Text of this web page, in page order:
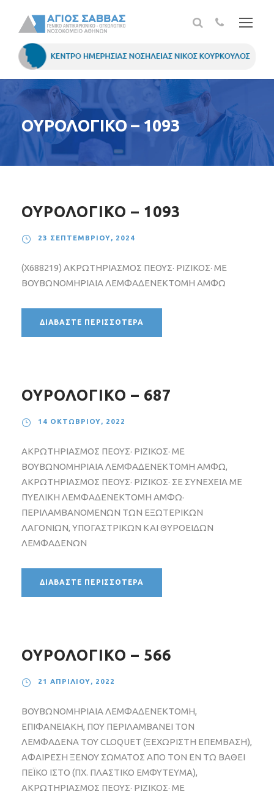
ΟΥΡΟΛΟΓΙΚΟ – 1093
ΟΥΡΟΛΟΓΙΚΟ – 1093
23 ΣΕΠΤΕΜΒΡΊΟΥ, 2024
(X688219) ΑΚΡΩΤΗΡΙΑΣΜΟΣ ΠΕΟΥΣ· ΡΙΖΙΚΟΣ· ΜΕ
ΒΟΥΒΩΝΟΜΗΡΙΑΙΑ ΛΕΜΦΑΔΕΝΕΚΤΟΜΗ ΑΜΦΩ
ΔΙΑΒΆΣΤΕ ΠΕΡΙΣΣΌΤΕΡΑ
ΟΥΡΟΛΟΓΙΚΟ – 687
14 ΟΚΤΩΒΡΊΟΥ, 2022
ΑΚΡΩΤΗΡΙΑΣΜΟΣ ΠΕΟΥΣ· ΡΙΖΙΚΟΣ· ΜΕ
ΒΟΥΒΩΝΟΜΗΡΙΑΙΑ ΛΕΜΦΑΔΕΝΕΚΤΟΜΗ ΑΜΦΩ,
ΑΚΡΩΤΗΡΙΑΣΜΟΣ ΠΕΟΥΣ· ΡΙΖΙΚΟΣ· ΣΕ ΣΥΝΕΧΕΙΑ ΜΕ
ΠΥΕΛΙΚΗ ΛΕΜΦΑΔΕΝΕΚΤΟΜΗ ΑΜΦΩ·
ΠΕΡΙΛΑΜΒΑΝΟΜΕΝΩΝ ΤΩΝ ΕΞΩΤΕΡΙΚΩΝ
ΛΑΓΟΝΙΩΝ, ΥΠΟΓΑΣΤΡΙΚΩΝ ΚΑΙ ΘΥΡΟΕΙΔΩΝ
ΛΕΜΦΑΔΕΝΩΝ
ΔΙΑΒΆΣΤΕ ΠΕΡΙΣΣΌΤΕΡΑ
ΟΥΡΟΛΟΓΙΚΟ – 566
21 ΑΠΡΙΛΊΟΥ, 2022
ΒΟΥΒΩΝΟΜΗΡΙΑΙΑ ΛΕΜΦΑΔΕΝΕΚΤΟΜΗ,
ΕΠΙΦΑΝΕΙΑΚΗ, ΠΟΥ ΠΕΡΙΛΑΜΒΑΝΕΙ ΤΟΝ
ΛΕΜΦΑΔΕΝΑ ΤΟΥ CLOQUET (ΞΕΧΩΡΙΣΤΗ ΕΠΕΜΒΑΣΗ),
ΑΦΑΙΡΕΣΗ ΞΕΝΟΥ ΣΩΜΑΤΟΣ ΑΠΟ ΤΟΝ ΕΝ ΤΩ ΒΑΘΕΙ
ΠΕΪΚΟ ΙΣΤΟ (ΠΧ. ΠΛΑΣΤΙΚΟ ΕΜΦΥΤΕΥΜΑ),
ΑΚΡΩΤΗΡΙΑΣΜΟΣ ΠΕΟΥΣ· ΡΙΖΙΚΟΣ· ΜΕ